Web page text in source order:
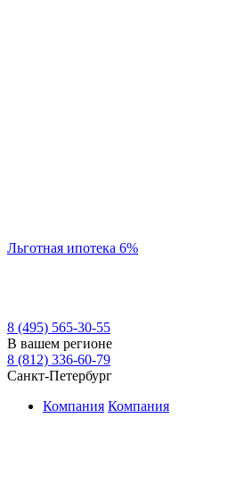
Льготная ипотека 6%
8 (495) 565-30-55
В вашем регионе
8 (812) 336-60-79
Санкт-Петербург
Компания Компания